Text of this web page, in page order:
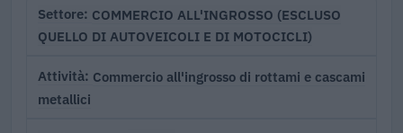
Settore COMMERCIO ALL'INGROSSO (ESCLUSO
QUELLO DI AUTOVEICOLI E DI MOTOCICLI)
Attività Commercio all'ingrosso di rottami e cascami
metallici